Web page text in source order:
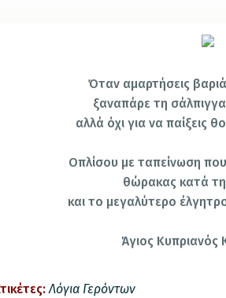
Όταν αμαρτήσεις
ξαναπάρε τη
αλλά όχι για να παίξεις
Οπλίσου με ταπείνωση που
θώρακας κατά
και το μεγαλύτερο
Άγιος Κυπριανός
Λόγια Γερόντων